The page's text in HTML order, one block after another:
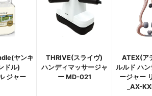
ヤンキ
ドル)
ジャー
THRIVE(スライヴ)
ハンディマッサージャ
ー MD-021
ATEX(ア
ルルド ハ
ージャー
_AX-